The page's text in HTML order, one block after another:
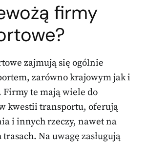
firmy
zajmują się ogólnie
zarówno krajowym jak i
te mają wiele do
kwestii transportu, oferują
i innych rzeczy, nawet na
Na uwagę zasługują